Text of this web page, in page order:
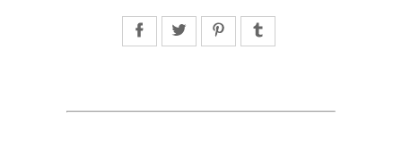
FacebookTwitter Pinterest